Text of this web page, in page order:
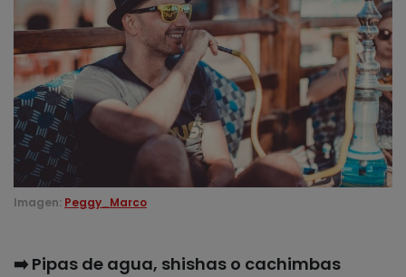
Imagen: Peggy_Marco
➡️ Pipas de agua, shishas o cachimbas